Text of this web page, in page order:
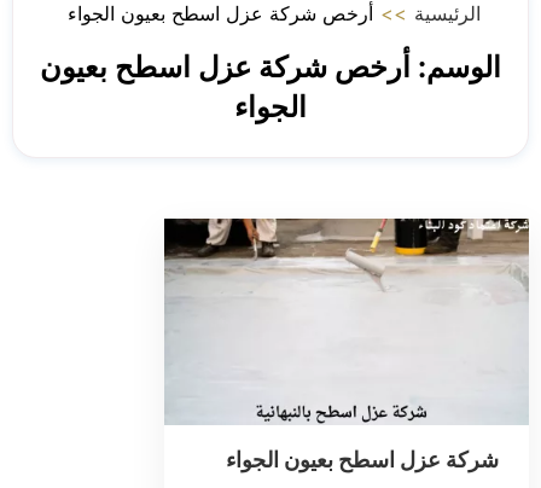
الرئيسية >> أرخص شركة عزل اسطح بعيون الجواء
الوسم: أرخص شركة عزل اسطح بعيون
الجواء
شركة عزل اسطح بعيون الجواء